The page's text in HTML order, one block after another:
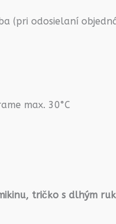
(pri odosielaní
max. 30°C
tričko s dlhým